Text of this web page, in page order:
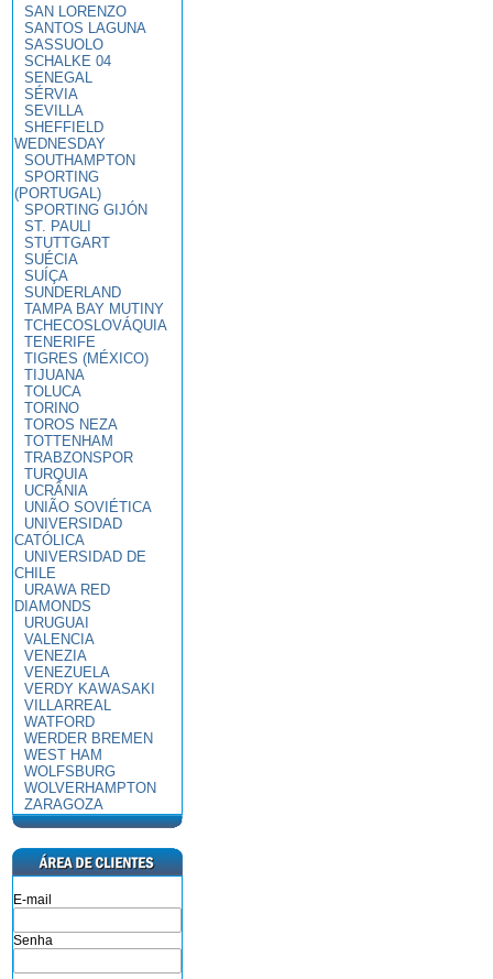
SAN LORENZO
SANTOS LAGUNA
SASSUOLO
SCHALKE 04
SENEGAL
SÉRVIA
SEVILLA
SHEFFIELD
WEDNESDAY
SOUTHAMPTON
SPORTING
(PORTUGAL)
SPORTING GIJÓN
ST. PAULI
STUTTGART
SUÉCIA
SUÍÇA
SUNDERLAND
TAMPA BAY MUTINY
TCHECOSLOVÁQUIA
TENERIFE
TIGRES (MÉXICO)
TIJUANA
TOLUCA
TORINO
TOROS NEZA
TOTTENHAM
TRABZONSPOR
TURQUIA
UCRÂNIA
UNIÃO SOVIÉTICA
UNIVERSIDAD
CATÓLICA
UNIVERSIDAD DE
CHILE
URAWA RED
DIAMONDS
URUGUAI
VALENCIA
VENEZIA
VENEZUELA
VERDY KAWASAKI
VILLARREAL
WATFORD
WERDER BREMEN
WEST HAM
WOLFSBURG
WOLVERHAMPTON
ZARAGOZA
E-mail
Senha